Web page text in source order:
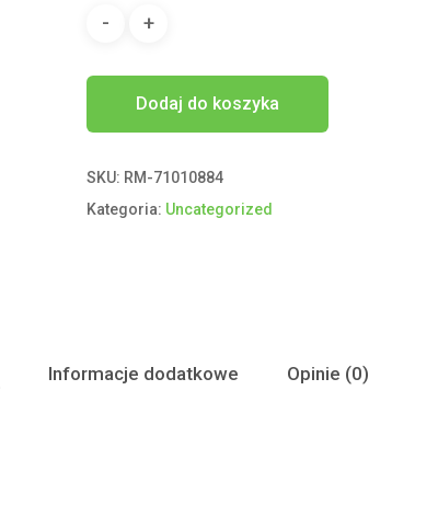
Dodaj do koszyka
SKU: RM-71010884
Kategoria: Uncategorized
Informacje dodatkowe Opinie (0)